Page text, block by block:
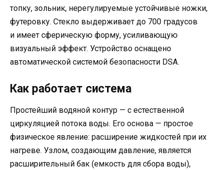
топку, зольник, нерегулируемые устойчивые ножки,
футеровку. Стекло выдерживает до 700 градусов
и имеет сферическую форму, усиливающую
визуальный эффект. Устройство оснащено
автоматической системой безопасности DSA.
Как работает система
Простейший водяной контур — с естественной
циркуляцией потока воды. Его основа — простое
физическое явление: расширение жидкостей при их
нагреве. Узлом, создающим давление, является
расширительный бак (емкость для сбора воды),